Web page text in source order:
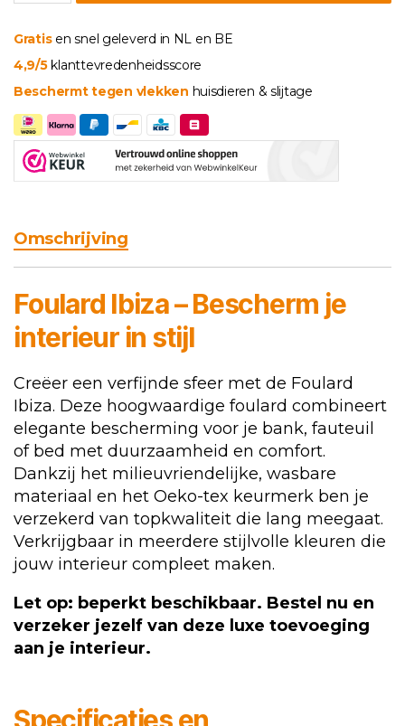
Gratisen snel geleverd in NL en BE
4,9/5 klanttevredenheidsscore
Beschermt tegen vlekken huisdieren & slijtage
Omschrijving
Foulard Ibiza – Bescherm je
interieur in stijl
Creëer een verfijnde sfeer met de Foulard
Ibiza. Deze hoogwaardige foulard combineert
elegante bescherming voor je bank, fauteuil
of bed met duurzaamheid en comfort.
Dankzij het milieuvriendelijke, wasbare
materiaal en het Oeko-tex keurmerk ben je
verzekerd van topkwaliteit die lang meegaat.
Verkrijgbaar in meerdere stijlvolle kleuren die
jouw interieur compleet maken.
Let op: beperkt beschikbaar. Bestel nu en
verzeker jezelf van deze luxe toevoeging
aan je interieur.